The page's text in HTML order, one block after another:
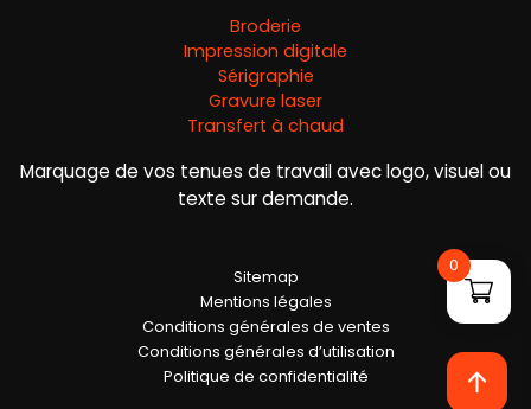
0
Broderie
Impression digitale
Sérigraphie
Gravure laser
Transfert à chaud
Marquage de vos tenues de travail avec logo, visuel ou
texte sur demande.
Sitemap
Mentions légales
Conditions générales de ventes
Conditions générales d’utilisation
Politique de confidentialité